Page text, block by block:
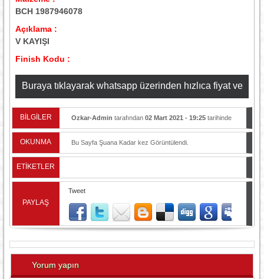
BCH 1987946078
Açıklama :
V KAYIŞI
Finish Kodu :
Buraya tıklayarak whatsapp üzerinden hızlıca fiyat ve
stok bilgisi alabilirsiniz
BİLGİLER Ozkar-Admin tarafından 02 Mart 2021 - 19:25tarihinde
OKUNMA Bu Sayfa Şuana Kadar kez Görüntülendi.
ETİKETLER
PAYLAŞ
Tweet
Yorum yapın